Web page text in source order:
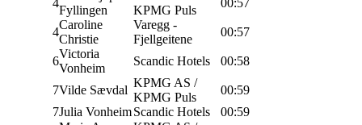
4
Fyllingen
KPMG Puls
00:57
4
Caroline
Christie
Varegg -
Fjellgeitene
00:57
6
Victoria
Vonheim
Scandic Hotels 00:58
7Vilde Sævdal
KPMG AS /
KPMG Puls
00:59
7Julia VonheimScandic Hotels
00:59